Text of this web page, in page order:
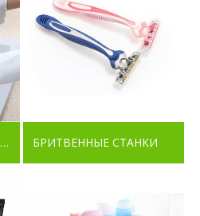
ХОЗЯЙСТВЕННЫЕ ТОВАРЫ БРИТВЕННЫЕ СТАНКИ